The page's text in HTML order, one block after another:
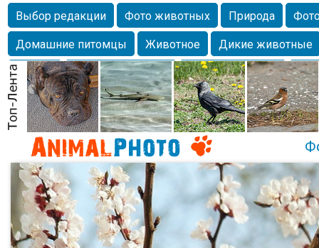
Выбор редакции Фото животных Природа
Домашние питомцы
Животное
Дикие животные
Собаки
Alexanderandronik Млекопитающие
Морда
Собачка Осень Портрет
Домашние
Насекомое
Коты Lebert Дикие птицы Утка